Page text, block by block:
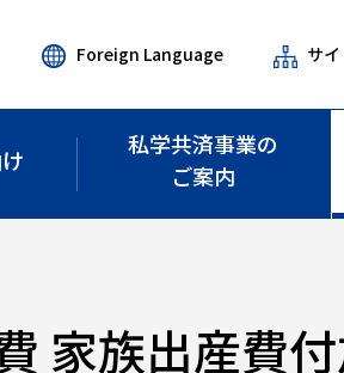
Foreign Language サ
私学共済事業の
ご案内
家族出産費